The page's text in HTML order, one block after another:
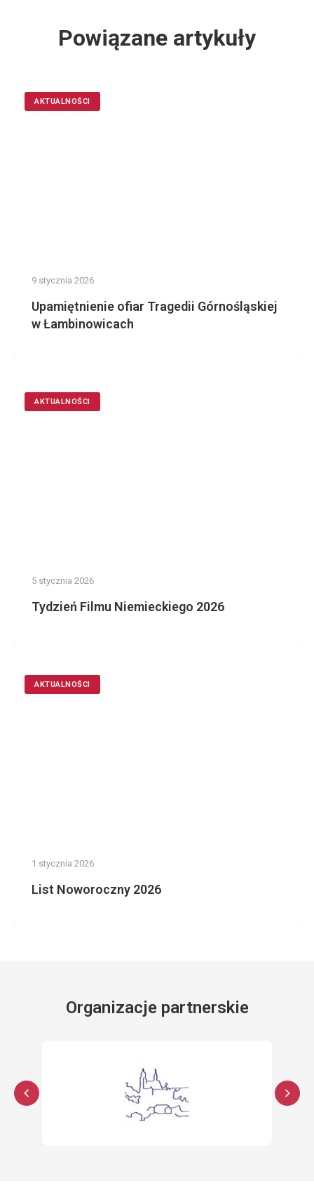
Powiązane artykuły
AKTUALNOŚCI
9 stycznia 2026
Upamiętnienie ofiar Tragedii Górnośląskiej
w Łambinowicach
AKTUALNOŚCI
5 stycznia 2026
Tydzień Filmu Niemieckiego 2026
AKTUALNOŚCI
1 stycznia 2026
List Noworoczny 2026
Organizacje partnerskie